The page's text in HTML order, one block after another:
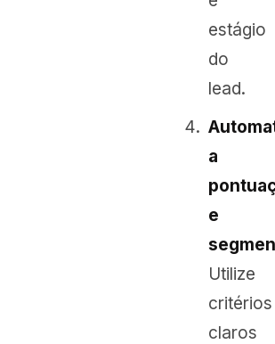
estágio
do
lead.
a
e
Utilize
critérios
claros